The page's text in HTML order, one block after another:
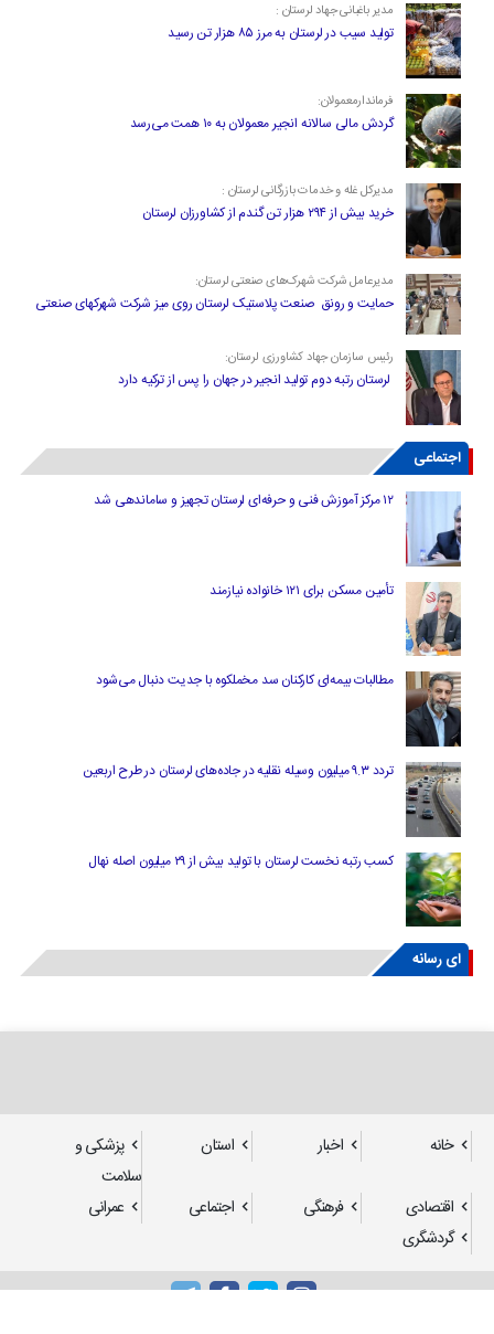
مدیر باغبانی جهاد لرستان :
تولید سیب در لرستان به مرز ۸۵ هزار تن رسید
فرماندارمعمولان:
گردش مالی سالانه انجیر معمولان به ۱۰ همت می‌رسد
مدیرکل غله و خدمات بازرگانی لرستان :
خرید بیش از ۲۹۴ هزار تن گندم از کشاورزان لرستان
مدیرعامل شرکت شهرک‌های صنعتی لرستان:
حمایت و رونق صنعت پلاستیک لرستان روی میز شرکت شهرکهای صنعتی
رئیس سازمان جهاد کشاورزی لرستان:
لرستان رتبه دوم تولید انجیر در جهان را پس از ترکیه دارد
اجتماعی
۱۲ مرکز آموزش فنی و حرفه‌ای لرستان تجهیز و ساماندهی شد
تأمین مسکن برای ۱۲۱ خانواده نیازمند
مطالبات بیمه‌ای کارکنان سد مخملکوه با جدیت دنبال می‌شود
تردد ۹.۳ میلیون وسیله نقلیه در جاده‌های لرستان در طرح اربعین
کسب رتبه نخست لرستان با تولید بیش از ۲۹ میلیون اصله نهال
ای رسانه
خانه اخبار استان
پزشکی و
سلامت
اقتصادی
فرهنگی اجتماعی
عمرانی
گردشگری